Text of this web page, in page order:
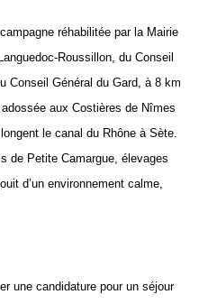
réhabilitée par la Mairie
Roussillon, du Conseil
Conseil Général du Gard, à 8 km
aux Costières de Nîmes
le canal du Rhône à Sète.
de Petite Camargue, élevages
d’un environnement calme,
une candidature pour un séjour